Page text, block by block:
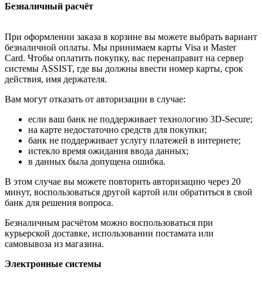
Безналичный расчёт
При оформлении заказа в корзине вы можете выбрать вариант
безналичной оплаты. Мы принимаем карты Visa и Master
Card. Чтобы оплатить покупку, вас перенаправит на сервер
системы ASSIST, где вы должны ввести номер карты, срок
действия, имя держателя.
Вам могут отказать от авторизации в случае:
если ваш банк не поддерживает технологию 3D-Secure;
на карте недостаточно средств для покупки;
банк не поддерживает услугу платежей в интернете;
истекло время ожидания ввода данных;
в данных была допущена ошибка.
В этом случае вы можете повторить авторизацию через 20
минут, воспользоваться другой картой или обратиться в свой
банк для решения вопроса.
Безналичным расчётом можно воспользоваться при
курьерской доставке, использовании постамата или
самовывоза из магазина.
Электронные системы